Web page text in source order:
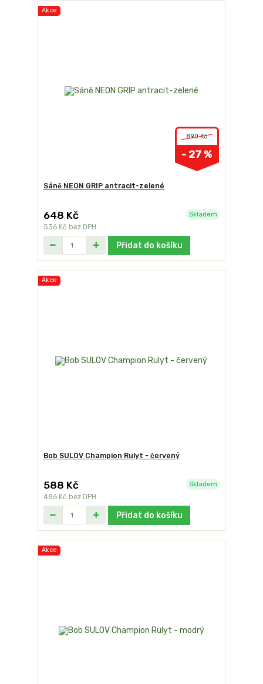
Akce
890 Kč
- 27 %
Sáně NEON GRIP antracit-zelené
648 Kč
536 Kč bez DPH
Skladem
Přidat do košíku
Akce
Bob SULOV Champion Rulyt - červený
588 Kč
486 Kč bez DPH
Skladem
Přidat do košíku
Akce